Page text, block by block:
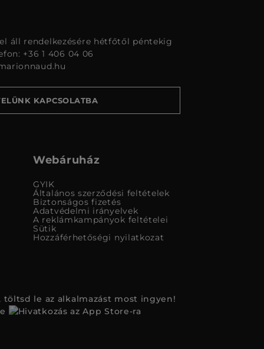
áll rendelkezésére hétfőtől péntekig
+36 1 406 04 06
KAPCSOLATBA
Webáruház
GYIK
Általános szerződési feltételek
Biztonságos fizetés
Adatvédelmi irányelvek
A reklámkampányok feltételei
Sütik
Hozzáférhetőségi nyilatkozat
le az alkalmazást most ingyen!